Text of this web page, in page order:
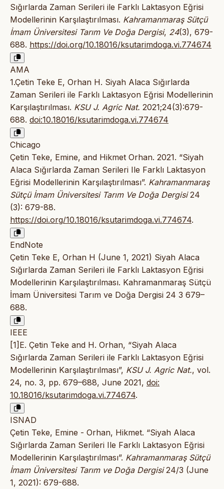
Sığırlarda Zaman Serileri ile Farklı Laktasyon Eğrisi
Modellerinin Karşılaştırılması. Kahramanmaraş Sütçü
İmam Üniversitesi Tarım Ve Doğa Dergisi, 24(3), 679-
688. https://doi.org/10.18016/ksutarimdoga.vi.774674
AMA
1.Çetin Teke E, Orhan H. Siyah Alaca Sığırlarda
Zaman Serileri ile Farklı Laktasyon Eğrisi Modellerinin
Karşılaştırılması. KSU J. Agric Nat. 2021;24(3):679-
688. doi:10.18016/ksutarimdoga.vi.774674
Chicago
Çetin Teke, Emine, and Hikmet Orhan. 2021. “Siyah
Alaca Sığırlarda Zaman Serileri Ile Farklı Laktasyon
Eğrisi Modellerinin Karşılaştırılması”. Kahramanmaraş
Sütçü İmam Üniversitesi Tarım Ve Doğa Dergisi24
(3): 679-88.
https://doi.org/10.18016/ksutarimdoga.vi.774674.
EndNote
Çetin Teke E, Orhan H (June 1, 2021) Siyah Alaca
Sığırlarda Zaman Serileri ile Farklı Laktasyon Eğrisi
Modellerinin Karşılaştırılması. Kahramanmaraş Sütçü
İmam Üniversitesi Tarım ve Doğa Dergisi 24 3 679–
688.
IEEE
[1]E. Çetin Teke and H. Orhan, “Siyah Alaca
Sığırlarda Zaman Serileri ile Farklı Laktasyon Eğrisi
Modellerinin Karşılaştırılması”, KSU J. Agric Nat., vol.
24, no. 3, pp. 679–688, June 2021, doi:
10.18016/ksutarimdoga.vi.774674.
ISNAD
Çetin Teke, Emine - Orhan, Hikmet. “Siyah Alaca
Sığırlarda Zaman Serileri Ile Farklı Laktasyon Eğrisi
Modellerinin Karşılaştırılması”. Kahramanmaraş Sütçü
İmam Üniversitesi Tarım ve Doğa Dergisi24/3 (June
1, 2021): 679-688.